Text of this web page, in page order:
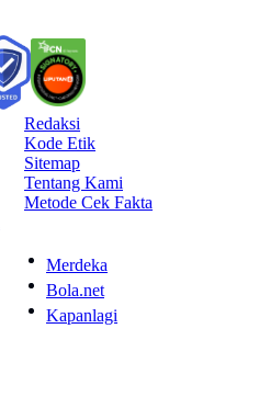
Redaksi
Kode Etik
Sitemap
Tentang Kami
Metode Cek Fakta
Merdeka
Bola.net
Kapanlagi